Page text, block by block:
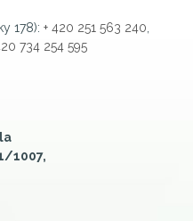
178): + 420 251 563 240
734 254 595
1007,